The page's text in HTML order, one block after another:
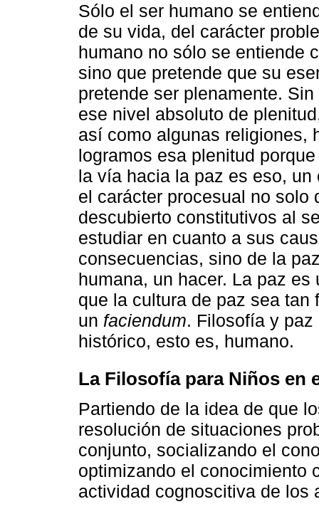
Sólo el ser humano se
de su vida, del carácter
humano no sólo se entiende
sino que pretende que su
pretende ser plenamente.
ese nivel absoluto de
así como algunas religiones,
logramos esa plenitud
la vía hacia la paz es eso,
el carácter procesual no solo
descubierto constitutivos al
estudiar en cuanto a sus
consecuencias, sino de la
humana, un hacer. La paz
que la cultura de paz sea
un faciendum. Filosofía y
histórico, esto es, humano.
La Filosofía para Niños en
Partiendo de la idea de que
resolución de situaciones
conjunto, socializando el
optimizando el conocimiento
actividad cognoscitiva de los